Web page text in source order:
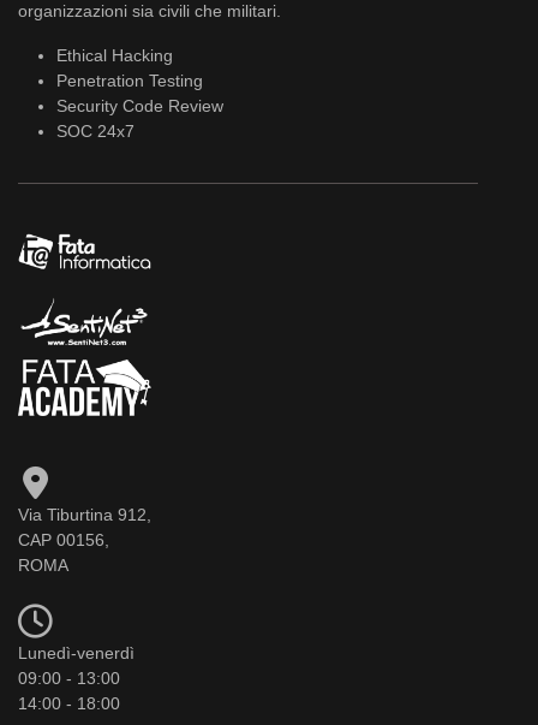
organizzazioni sia civili che militari.
Ethical Hacking
Penetration Testing
Security Code Review
SOC 24x7
Via Tiburtina 912,
CAP 00156,
ROMA
Lunedì-venerdì
09:00 - 13:00
14:00 - 18:00